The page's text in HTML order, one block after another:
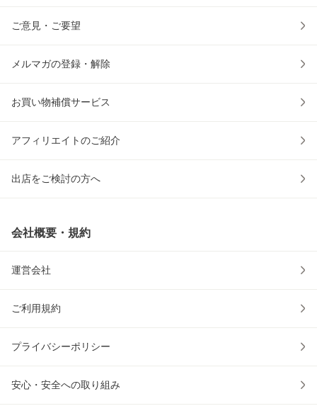
ご意見・ご要望
メルマガの登録・解除
お買い物補償サービス
アフィリエイトのご紹介
出店をご検討の方へ
会社概要・規約
運営会社
ご利用規約
プライバシーポリシー
安心・安全への取り組み